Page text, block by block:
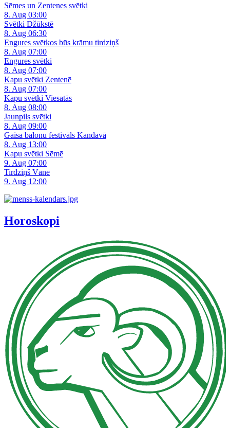
Sēmes un Zentenes svētki
8. Aug 03:00
Svētki Džūkstē
8. Aug 06:30
Engures svētkos būs krāmu tirdziņš
8. Aug 07:00
Engures svētki
8. Aug 07:00
Kapu svētki Zentenē
8. Aug 07:00
Kapu svētki Viesatās
8. Aug 08:00
Jaunpils svētki
8. Aug 09:00
Gaisa balonu festivāls Kandavā
8. Aug 13:00
Kapu svētki Sēmē
9. Aug 07:00
Tirdziņš Vānē
9. Aug 12:00
Horoskopi